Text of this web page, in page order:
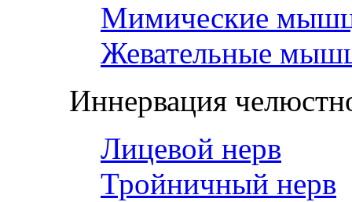
Мимические
Жевательные
Иннервация
Лицевой нерв
Тройничный нерв